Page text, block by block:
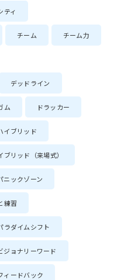
ティ
チーム チーム力
デッドライン
ム ドラッカー
イブリッド
ブリッド（来場式）
ニックゾーン
練習
ラダイムシフト
ジョナリーワード
ィードバック